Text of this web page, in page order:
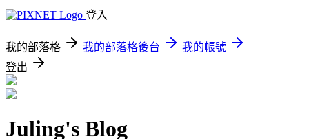
登入
我的部落格 我的部落格後台
我的帳號
登出
Juling's Blog